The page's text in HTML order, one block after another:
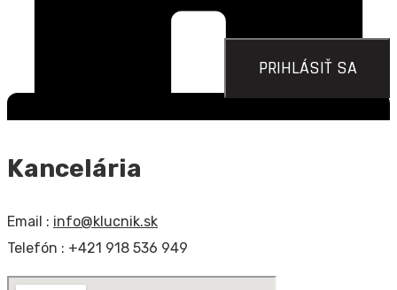
Kancelária
Email : info@klucnik.sk
Telefón : +421 918 536 949
PRIHLÁSIŤ SA